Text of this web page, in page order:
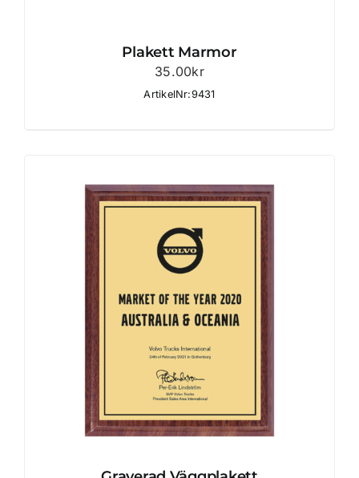
Plakett Marmor
35.00kr
ArtikelNr:9431